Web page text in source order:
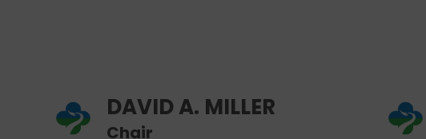
DAVID A. MILLER
Chair